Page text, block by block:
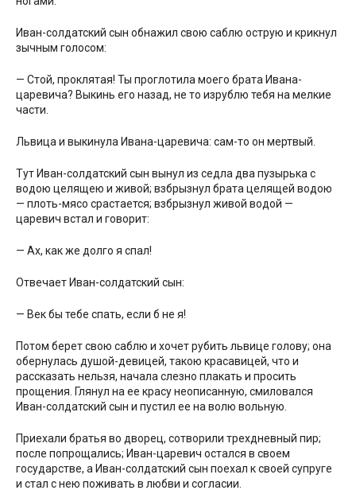
Иван-солдатский сын обнажил свою саблю острую и крикнул
зычным голосом:
— Стой, проклятая! Ты проглотила моего брата Ивана-
царевича? Выкинь его назад, не то изрублю тебя на мелкие
части.
Львица и выкинула Ивана-царевича: сам-то он мертвый.
Тут Иван-солдатский сын вынул из седла два пузырька с
водою целящею и живой; взбрызнул брата целящей водою
— плоть-мясо срастается; взбрызнул живой водой —
царевич встал и говорит:
— Ах, как же долго я спал!
Отвечает Иван-солдатский сын:
— Век бы тебе спать, если б не я!
Потом берет свою саблю и хочет рубить львице голову; она
обернулась душой-девицей, такою красавицей, что и
рассказать нельзя, начала слезно плакать и просить
прощения. Глянул на ее красу неописанную, смиловался
Иван-солдатский сын и пустил ее на волю вольную.
Приехали братья во дворец, сотворили трехдневный пир;
после попрощались; Иван-царевич остался в своем
государстве, а Иван-солдатский сын поехал к своей супруге
и стал с нею поживать в любви и согласии.